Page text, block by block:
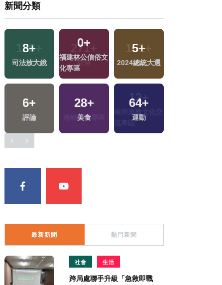
新聞分類
8+
司法放大鏡
0+
福建林公信俗文
化專區
5+
2024總統大選
6+
評論
28+
美食
64+
運動
最新新聞 熱門新聞
社會 生活
跨局處聯手升級「急救即戰